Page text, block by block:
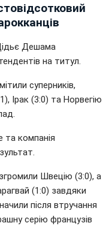
Дешама
на титул.
суперників,
Ірак (3:0) та Норвегію
та компанія
Швецію (3:0), а
(1:0) завдяки
після втручання
серію французів